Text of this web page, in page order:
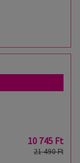
10 745 Ft
21 490 Ft